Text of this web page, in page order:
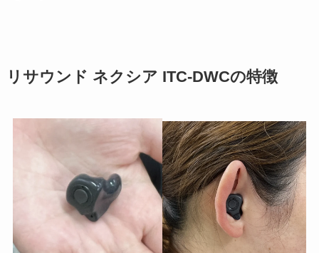
リサウンド ネクシア ITC-DWCの特徴